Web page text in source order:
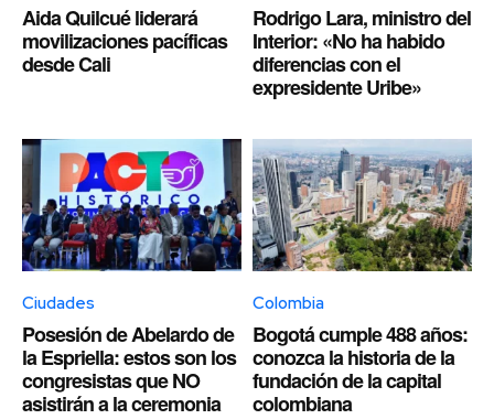
Aida Quilcué liderará
movilizaciones pacíficas
desde Cali
Rodrigo Lara, ministro del
Interior: «No ha habido
diferencias con el
expresidente Uribe»
Ciudades
Posesión de Abelardo de
la Espriella: estos son los
congresistas que NO
asistirán a la ceremonia
Colombia
Bogotá cumple 488 años:
conozca la historia de la
fundación de la capital
colombiana